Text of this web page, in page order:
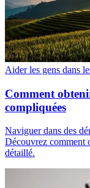
Aider les gens dans
Comment
compliquées
Naviguer dans des
Découvrez comment
détaillé.